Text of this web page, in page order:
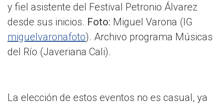
y fiel asistente del Festival Petronio Álvarez
desde sus inicios. Foto: Miguel Varona (IG
miguelvaronafoto). Archivo programa Músicas
del Río (Javeriana Cali).
La elección de estos eventos no es casual, ya